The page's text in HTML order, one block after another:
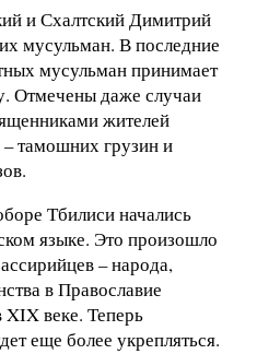
и Схалтский Димитрий
мусульман. В последние
мусульман принимает
Отмечены даже случаи
жителей
тамошних грузин и
Тбилиси начались
языке. Это произошло
– народа,
в Православие
веке. Теперь
еще более укрепляться.